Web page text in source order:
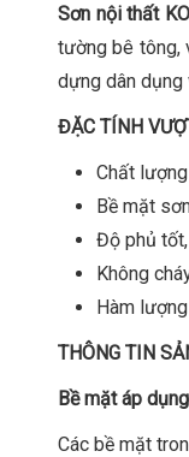
Sơn nội thất
tường bê tông,
dựng dân dụng
ĐẶC TÍNH
Chất
Bề mặt
Độ phủ tốt,
Không
Hàm
THÔNG TIN
Bề mặt áp dụng
Các bề mặt